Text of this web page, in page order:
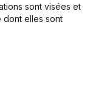
ou des détails
sont visées et
dont elles sont